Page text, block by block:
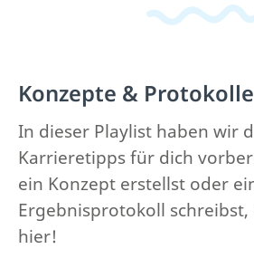
Konzepte & Protokolle
In dieser Playlist haben wir
Karrieretipps für dich
ein Konzept erstellst oder
Ergebnisprotokoll
hier!